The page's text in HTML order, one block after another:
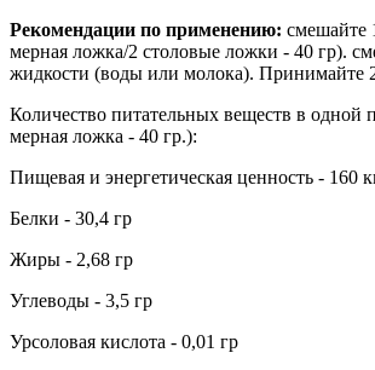
Рекомендации по применению: смешайте
мерная ложка/2 столовые ложки - 40 гр).
жидкости (воды или молока). Принимайте
Количество питательных веществ в одной
мерная ложка - 40 гр.):
Пищевая и энергетическая ценность - 160
Белки - 30,4 гр
Жиры - 2,68 гр
Углеводы - 3,5 гр
Урсоловая кислота - 0,01 гр